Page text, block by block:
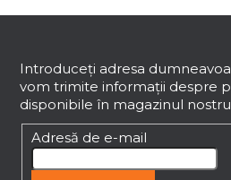
Introduceţi adresa
vom trimite informaţii despre
disponibile în magazinul
Adresă de e-mail